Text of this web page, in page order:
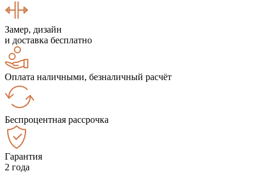
Замер, дизайн
и доставка бесплатно
Оплата наличными, безналичный расчёт
Беспроцентная рассрочка
Гарантия
2 года